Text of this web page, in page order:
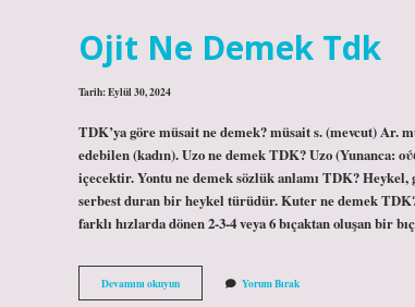
Ojit Ne Demek Tdk
Tarih: Eylül 30, 2024
TDK’ya göre müsait ne demek? müsait s. (mevcut) Ar.
edebilen (kadın). Uzo ne demek TDK? Uzo (Yunanca:
içecektir. Yontu ne demek sözlük anlamı TDK? Heykel,
serbest duran bir heykel türüdür. Kuter ne demek
farklı hızlarda dönen 2-3-4 veya 6 bıçaktan oluşan bir
Devamını okuyunOjit
Ne
Yorum Bırak